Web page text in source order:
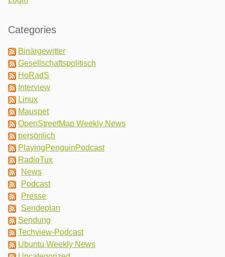
Categories
Binärgewitter
Gesellschaftspolitisch
HoRadS
Interview
Linux
Mauspet
OpenStreetMap Weekly News
persönlich
PlayingPenguinPodcast
RadioTux
News
Podcast
Presse
Sendeplan
Sendung
Techview-Podcast
Ubuntu Weekly News